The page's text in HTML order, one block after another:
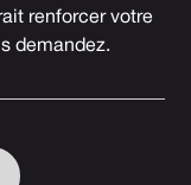
renforcer votre
demandez.